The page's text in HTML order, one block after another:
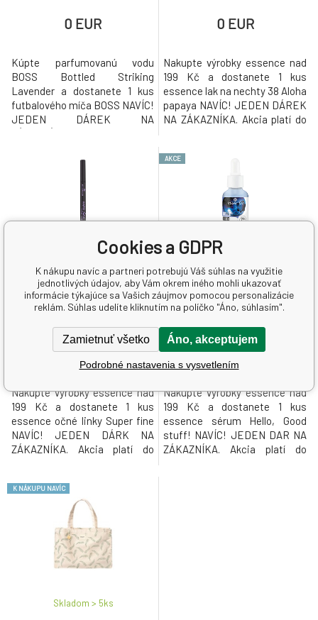
0 EUR
Kúpte parfumovanú vodu
BOSS Bottled Striking
Lavender a dostanete 1 kus
futbalového míča BOSS NAVÍC!
JEDEN DÁREK NA
0 EUR
Nakupte výrobky essence nad
199 Kč a dostanete 1 kus
essence lak na nechty 38 Aloha
papaya NAVÍC! JEDEN DÁREK
NA ZÁKAZNÍKA. Akcia platí do
Essence pero na očné linky
Super fine 01, 1 ml
Skladom > 5ks
0 EUR
Nakúpte výrobky essence nad
199 Kč a dostanete 1 kus
essence očné linky Super fine
NAVÍC! JEDEN DÁRK NA
ZÁKAZNÍKA. Akcia platí do
AKCE
Essence Hello, Good stuff!
sérum pod make-up, 30 ml
Skladom > 5ks
0 EUR
Nakúpte výrobky essence nad
199 Kč a dostanete 1 kus
essence sérum Hello, Good
stuff! NAVÍC! JEDEN DAR NA
ZÁKAZNÍKA. Akcia platí do
K NÁKUPU NAVÍC
Skladom > 5ks
Cookies a GDPR
K nákupu navíc a partneri potrebujú Váš súhlas na využitie
jednotlivých údajov, aby Vám okrem iného mohli ukazovať
informácie týkajúce sa Vašich záujmov pomocou personalizácie
reklám. Súhlas udelíte kliknutím na políčko "Áno, súhlasím".
Zamietnuť všetko Áno, akceptujem
Podrobné nastavenia s vysvetlením